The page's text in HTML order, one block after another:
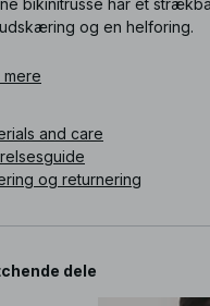
og en helforing.
and care
og returnering
dele